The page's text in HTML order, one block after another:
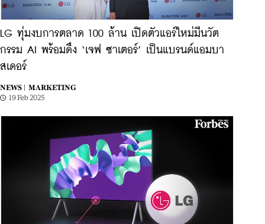
LG ทุ่มงบการตลาด 100 ล้าน เปิดตัวแอร์ใหม่มีนวัต
กรรม AI พร้อมดึง ‘เจฟ ซาเตอร์’ เป็นแบรนด์แอมบา
สเดอร์
NEWS |
MARKETING
19 Feb 2025